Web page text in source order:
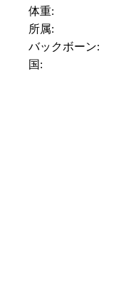
体重:
所属:
バックボーン:
国: